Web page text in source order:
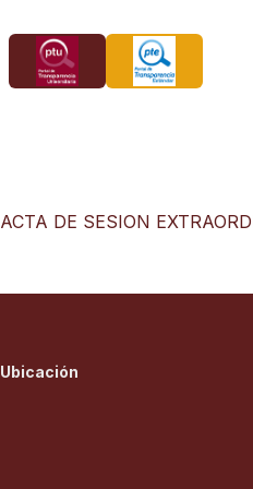
al
contenido
ACTA DE SESION
Ubicación